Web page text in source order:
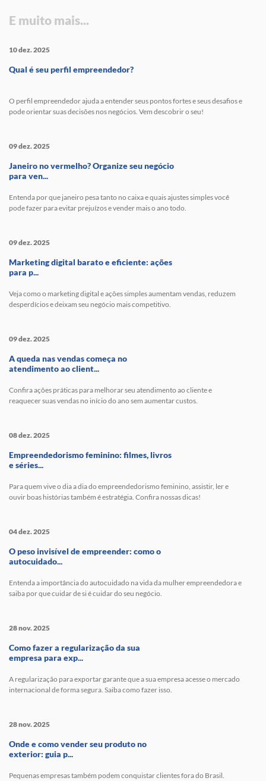
E muito mais...
10 dez. 2025
Qual é seu perfil empreendedor?
O perfil empreendedor ajuda a entender seus pontos fortes e seus desafios e
pode orientar suas decisões nos negócios. Vem descobrir o seu!
09 dez. 2025
Janeiro no vermelho? Organize seu negócio
para ven...
Entenda por que janeiro pesa tanto no caixa e quais ajustes simples você
pode fazer para evitar prejuízos e vender mais o ano todo.
09 dez. 2025
Marketing digital barato e eficiente: ações
para p...
Veja como o marketing digital e ações simples aumentam vendas, reduzem
desperdícios e deixam seu negócio mais competitivo.
09 dez. 2025
A queda nas vendas começa no
atendimento ao client...
Confira ações práticas para melhorar seu atendimento ao cliente e
reaquecer suas vendas no início do ano sem aumentar custos.
08 dez. 2025
Empreendedorismo feminino: filmes, livros
e séries...
Para quem vive o dia a dia do empreendedorismo feminino, assistir, ler e
ouvir boas histórias também é estratégia. Confira nossas dicas!
04 dez. 2025
O peso invisível de empreender: como o
autocuidado...
Entenda a importância do autocuidado na vida da mulher empreendedora e
saiba por que cuidar de si é cuidar do seu negócio.
28 nov. 2025
Como fazer a regularização da sua
empresa para exp...
A regularização para exportar garante que a sua empresa acesse o mercado
internacional de forma segura. Saiba como fazer isso.
28 nov. 2025
Onde e como vender seu produto no
exterior: guia p...
Pequenas empresas também podem conquistar clientes fora do Brasil.